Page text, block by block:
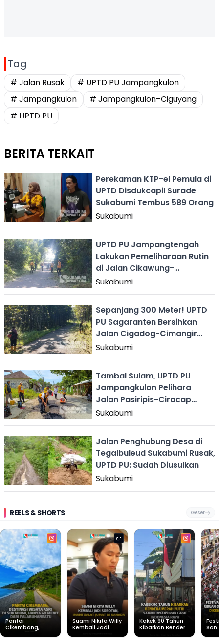
Tag
# Jalan Rusak
# UPTD PU Jampangkulon
# Jampangkulon
# Jampangkulon–Ciguyang
# UPTD PU
BERITA TERKAIT
Perekaman KTP-el Pemula di
UPTD Disdukcapil Surade
Sukabumi Tembus 589 Orang
Sukabumi
UPTD PU Jampangtengah
Lakukan Pemeliharaan Rutin
di Jalan Cikawung-
Nyalindung Sukabumi
Sukabumi
Sepanjang 300 Meter! UPTD
PU Sagaranten Bersihkan
Jalan Cigadog-Cimangir
Sukabumi
Sukabumi
Tambal Sulam, UPTD PU
Jampangkulon Pelihara
Jalan Pasiripis-Ciracap
Sukabumi
Sukabumi
Jalan Penghubung Desa di
Tegalbuleud Sukabumi Rusak,
UPTD PU: Sudah Diusulkan
Sukabumi
REELS & SHORTS Geser
Pantai
Cikembang,
Suami Nikita Willy
Kembali Jadi
Kakek 90 Tahun
Kibarkan Bendera
San